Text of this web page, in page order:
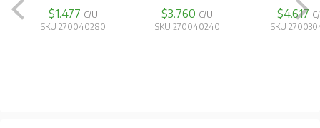
$1.477 C/U
SKU 270040280
$3.760 C/U
SKU 270040240
$4.617
SKU